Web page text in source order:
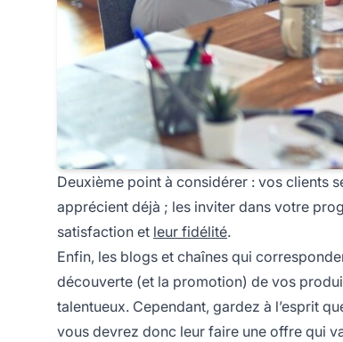
Deuxième point à considérer : vos clients
apprécient déjà ; les inviter dans votre
satisfaction et leur fidélité.
Enfin, les blogs et chaînes qui
découverte (et la promotion) de vos
talentueux. Cependant, gardez à l’esprit
vous devrez donc leur faire une offre qui